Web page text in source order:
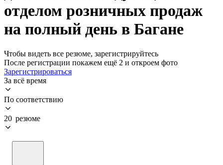
отделом розничных продаж
на полный день в Багане
Чтобы видеть все резюме, зарегистрируйтесь
После регистрации покажем ещё 2 и откроем фото
Зарегистрироваться
За всё время
По соответствию
20 резюме